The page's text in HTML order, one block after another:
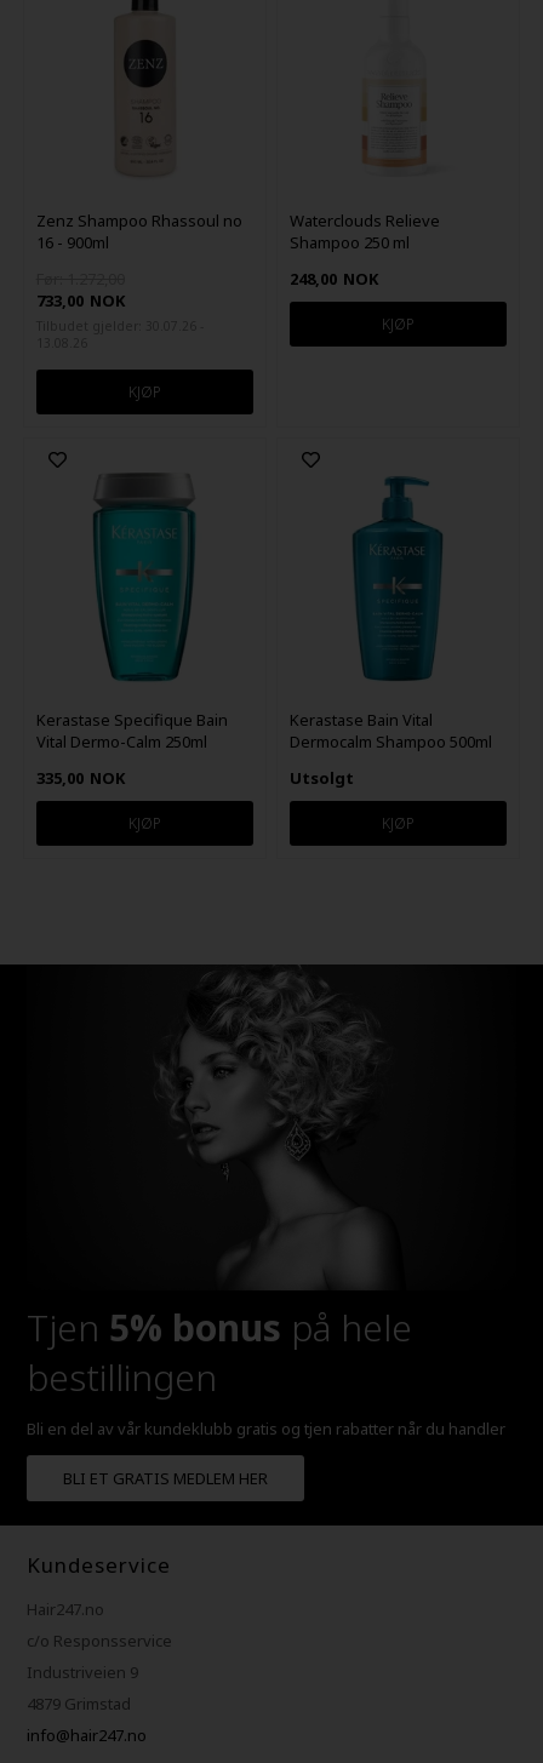
Zenz Shampoo Rhassoul no
16 - 900ml
733,00 NOK
Waterclouds Relieve
Shampoo 250 ml
248,00 NOK
Kerastase Specifique Bain
Vital Dermo-Calm 250ml
335,00 NOK
Kerastase Bain Vital
Dermocalm Shampoo 500ml
Utsolgt
Tjen 5% bonus på hele
bestillingen
Bli en del av vår kundeklubb gratis og tjen rabatter når du handler
BLI ET GRATIS MEDLEM HER
Kundeservice
Hair247.no
c/o Responsservice
Industriveien 9
4879 Grimstad
info@hair247.no